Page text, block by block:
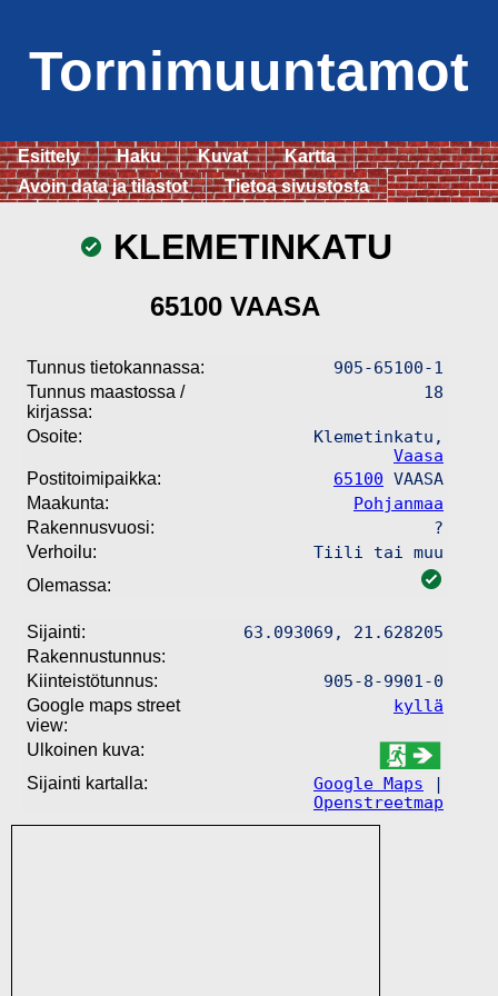
Tornimuuntamot
Esittely Haku Kuvat
Kartta
Avoin data ja tilastot
Tietoa sivustosta
KLEMETINKATU
65100 VAASA
Tunnus tietokannassa:
905-65100-1
Tunnus maastossa /
kirjassa:
18
Osoite:
Klemetinkatu,
Vaasa
Postitoimipaikka:
65100 VAASA
Maakunta:
Pohjanmaa
Rakennusvuosi:
?
Verhoilu:
Tiili tai muu
Olemassa:
Sijainti:
63.093069, 21.628205
Rakennustunnus:
Kiinteistötunnus:
905-8-9901-0
Google maps street
view:
kyllä
Ulkoinen kuva:
Sijainti kartalla:
Google Maps |
Openstreetmap